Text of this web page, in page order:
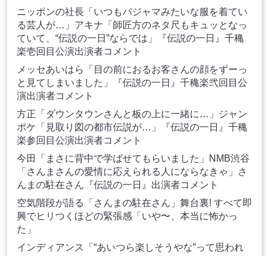
ニッポンの社長「いつもパジャマみたいな服を着てい
る芸人が…」アキナ「師匠方のネタ尺もキュッとなっ
ていて、“伝説の一日”ならでは」『伝説の一日』千穐
楽壱回目公演出演者コメント
メッセあいはら「目の前におるお客さんの顔をずーっ
と見てしまいました」『伝説の一日』千穐楽弐回目公
演出演者コメント
方正「ダウンタウンさんと板の上に一緒に…」ジャン
ポケ「見取り図の都市伝説が…」『伝説の一日』千穐
楽参回目公演出演者コメント
今田「まさに背中で学ばせてもらいました」NMB渋谷
「さんまさんの愛情に応えられる人にならなきゃ」さ
んまの駐在さん『伝説の一日』出演者コメント
空気階段が語る「さんまの駐在さん」舞台裏! すべて即
興でヒリつくほどの緊張感「いや〜、本当に怖かっ
た」
インディアンス「“あいつら楽しそうやな”って思われ